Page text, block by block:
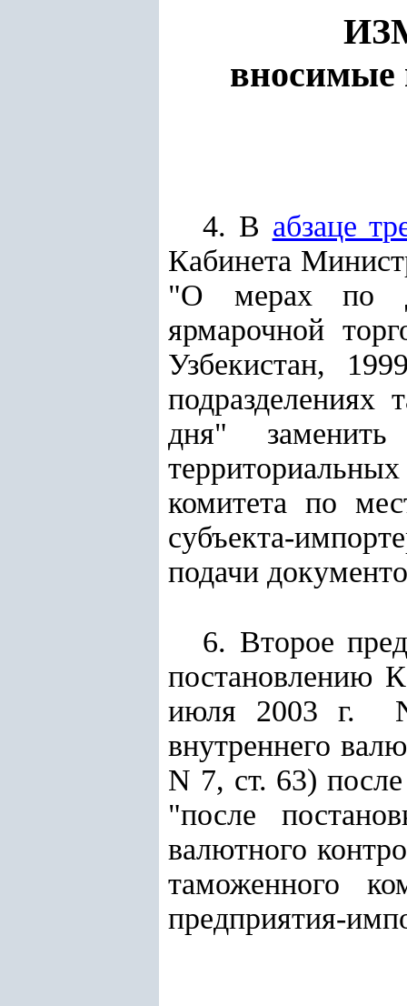
вносимые
4. В абзаце
Кабинета
"О мерах по
ярмарочной
Узбекистан,
дня"
комитета по
субъекта-
подачи
6. Второе
постановлению
июля 2003 г. N
внутреннего
N 7, ст. 63)
"после
валютного
таможенного
предприятия-